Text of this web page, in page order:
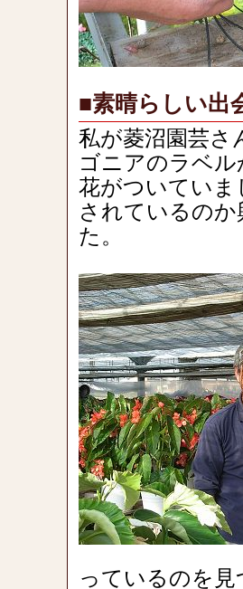
■素晴らしい出
私が菱沼園芸さ
ゴニアのラベ
花がついていま
されているの
た。
っているのを